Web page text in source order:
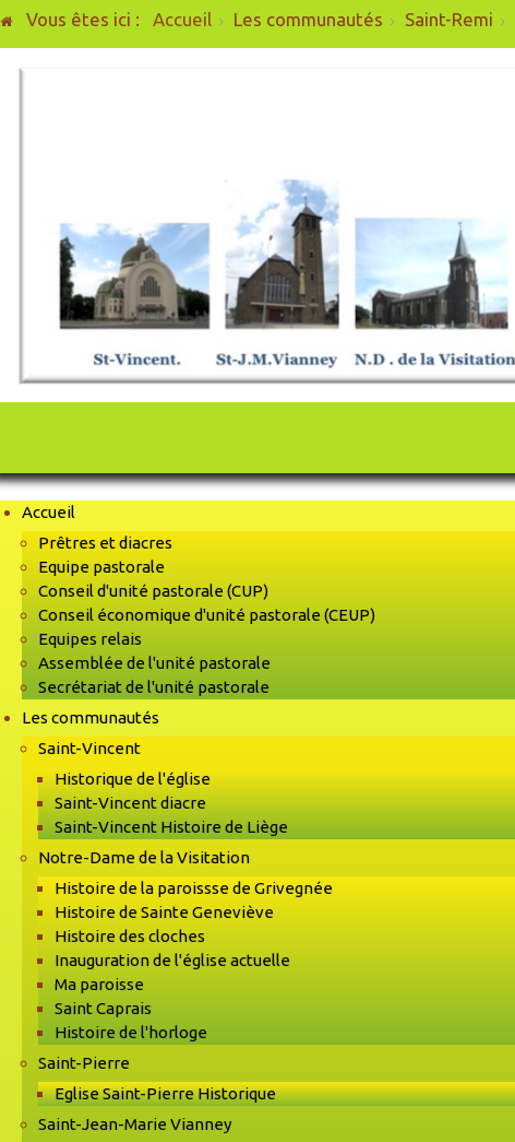
Vous êtes ici : Accueil Les communautés Saint-Remi
Accueil
Prêtres et diacres
Equipe pastorale
Conseil d'unité pastorale (CUP)
Conseil économique d'unité pastorale (CEUP)
Equipes relais
Assemblée de l'unité pastorale
Secrétariat de l'unité pastorale
Les communautés
Saint-Vincent
Historique de l'église
Saint-Vincent diacre
Saint-Vincent Histoire de Liège
Notre-Dame de la Visitation
Histoire de la paroissse de Grivegnée
Histoire de Sainte Geneviève
Histoire des cloches
Inauguration de l'église actuelle
Ma paroisse
Saint Caprais
Histoire de l'horloge
Saint-Pierre
Eglise Saint-Pierre Historique
Saint-Jean-Marie Vianney